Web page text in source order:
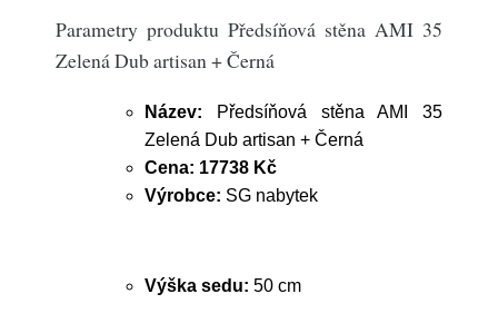
Parametry produktu Předsíňová stěna AMI 35
Zelená Dub artisan + Černá
Název: Předsíňová stěna AMI 35
Zelená Dub artisan + Černá
Cena: 17738 Kč
Výrobce: SG nabytek
Výška sedu: 50 cm